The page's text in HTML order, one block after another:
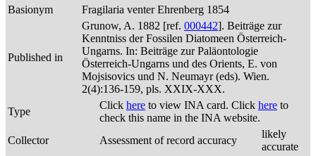
Basionym
Fragilaria venter Ehrenberg 1854
Published in
Grunow, A. 1882 [ref. 000442]. Beiträge zur
Kenntniss der Fossilen Diatomeen Österreich-
Ungarns. In: Beiträge zur Paläontologie
Österreich-Ungarns und des Orients, E. von
Mojsisovics und N. Neumayr (eds). Wien.
2(4):136-159, pls. XXIX-XXX.
Type
Click here to view INA card. Click here to
check this name in the INA website.
Collector
Assessment of record accuracy
likely
accurate